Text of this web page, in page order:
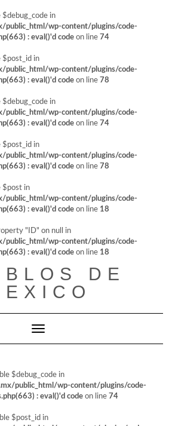
$debug_code in
public_html/wp-content/plugins/code-
: eval()'d code on line 74
$post_id in
public_html/wp-content/plugins/code-
: eval()'d code on line 78
$debug_code in
public_html/wp-content/plugins/code-
: eval()'d code on line 74
$post_id in
public_html/wp-content/plugins/code-
: eval()'d code on line 78
$post in
public_html/wp-content/plugins/code-
: eval()'d code on line 18
"ID" on null in
public_html/wp-content/plugins/code-
: eval()'d code on line 18
DE
Cambiar modo de navegación
$debug_code in
public_html/wp-content/plugins/code-
: eval()'d code on line 74
$post_id in